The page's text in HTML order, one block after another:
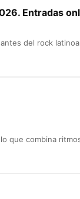
Entradas
del rock
que combina